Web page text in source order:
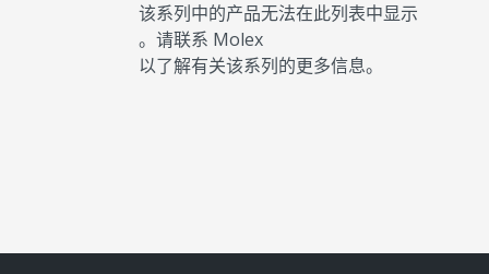
该系列中的产品无法在此列表中显示
。请联系 Molex
以了解有关该系列的更多信息。